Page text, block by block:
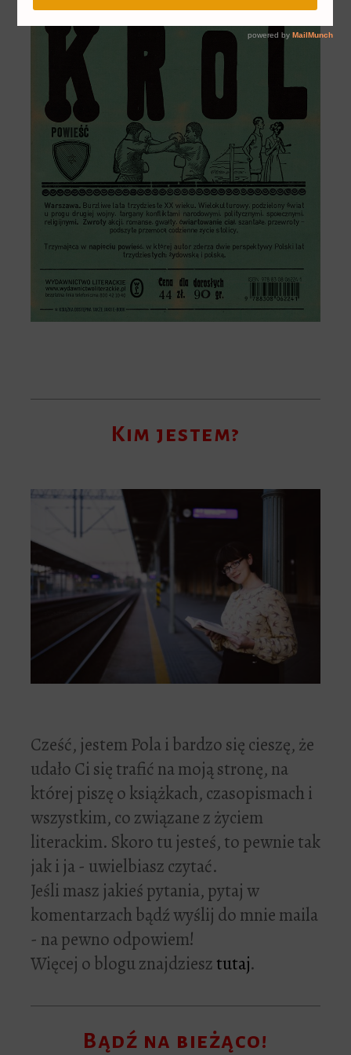
Kim jestem?
Cześć, jestem Pola i bardzo się cieszę, że
udało Ci się trafić na moją stronę, na
której piszę o książkach, czasopismach i
wszystkim, co związane z życiem
literackim. Skoro tu jesteś, to pewnie tak
jak i ja - uwielbiasz czytać.
Jeśli masz jakieś pytania, pytaj w
komentarzach bądź wyślij do mnie maila
- na pewno odpowiem!
Więcej o blogu znajdziesztutaj.
Bądź na bieżąco!